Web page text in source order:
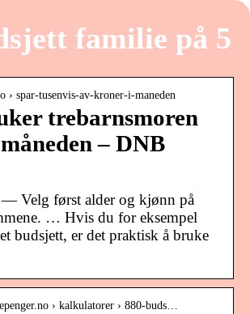
familie på 5
› spar-tusenvis-av-kroner-i-maneden
trebarnsmoren
– DNB
Velg først alder og kjønn på
… Hvis du for eksempel
budsjett, er det praktisk å bruke
› kalkulatorer › 880-buds…